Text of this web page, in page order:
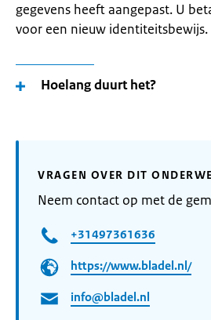
gegevens heeft aangepast. U
voor een nieuw identiteitsbewijs.
Hoelang duurt het?
VRAGEN OVER DIT
Neem contact op met de
+31497361636
https://www.bladel.nl/
info@bladel.nl